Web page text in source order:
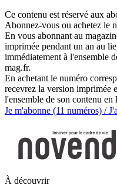
Ce contenu est réservé aux
Abonnez-vous ou achetez le
En vous abonnant au
imprimée pendant un an au
immédiatement à l'ensemble
mag.fr.
En achetant le numéro
recevrez la version imprimée
l'ensemble de son contenu en
Je m'abonne (11 numéros) /
À découvrir